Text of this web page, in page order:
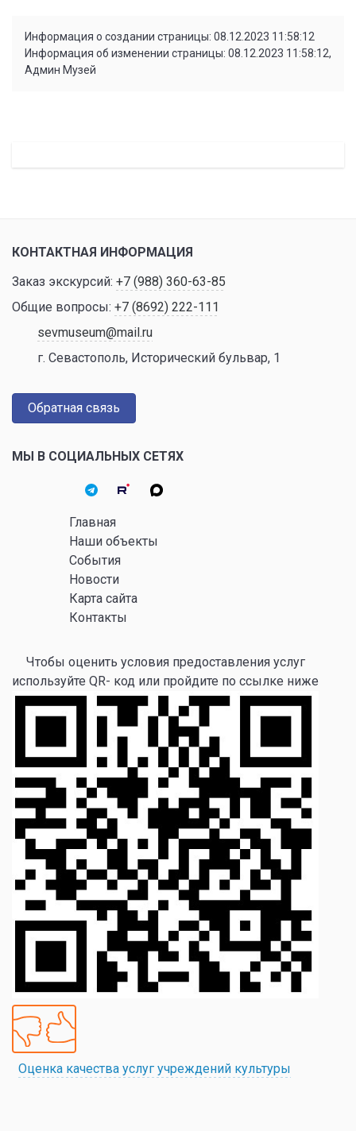
Информация о создании страницы: 08.12.2023 11:58:12
Информация об изменении страницы: 08.12.2023 11:58:12,
Админ Музей
КОНТАКТНАЯ ИНФОРМАЦИЯ
Заказ экскурсий: +7 (988) 360-63-85
Общие вопросы: +7 (8692) 222-111
sevmuseum@mail.ru
г. Севастополь, Исторический бульвар, 1
Обратная связь
МЫ В СОЦИАЛЬНЫХ СЕТЯХ
Главная
Наши объекты
События
Новости
Карта сайта
Контакты
Чтобы оценить условия предоставления услуг
используйте QR- код или пройдите по ссылке ниже
Оценка качества услуг учреждений культуры